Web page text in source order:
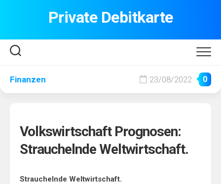
Private Debitkarte
Finanzen 0
23/08/2022
Volkswirtschaft Prognosen:
Strauchelnde Weltwirtschaft.
Strauchelnde Weltwirtschaft.